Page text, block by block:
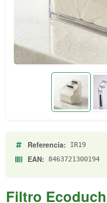
Referencia: IR19
EAN: 8463721300194
Filtro